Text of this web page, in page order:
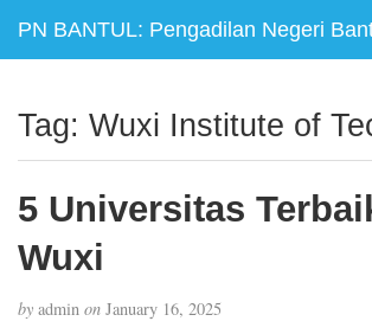
PN BANTUL: Pengadilan Negeri
Tag: Wuxi Institute of
5 Universitas
Wuxi
by admin on January 16, 2025